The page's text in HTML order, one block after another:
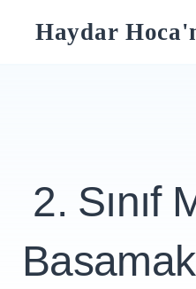
Haydar
2. Sınıf